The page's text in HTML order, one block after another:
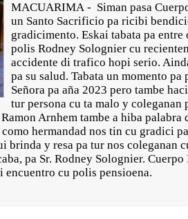
MACUARIMA - Siman pasa
un Santo Sacrificio pa ricibi
gradicimento. Eskai tabata pa entre
polis Rodney Solognier cu
accidente di trafico hopi serio.
pa su salud. Tabata un momento
Señora pa aña 2023 pero tambe
tur persona cu ta malo y
Arnhem tambe a hiba palabra
hermandad nos tin cu gradici
y resa pa tur nos coleganan
pa Sr. Rodney Solognier.
encuentro cu polis pensioena.